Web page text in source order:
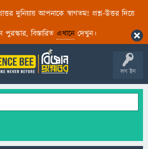
দুনিয়ায় আপনাকে স্বাগতম! প্রশ্ন-উত্তর দিয়ে
পুরস্কার, বিস্তারিত এখানেদেখুন।
লগ ইন